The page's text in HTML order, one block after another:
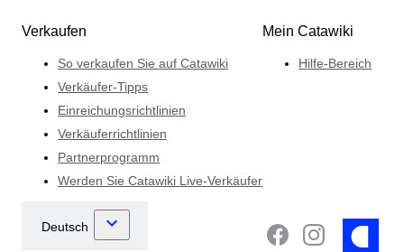
Verkaufen
So verkaufen Sie auf Catawiki
Verkäufer-Tipps
Einreichungsrichtlinien
Verkäuferrichtlinien
Partnerprogramm
Werden Sie Catawiki Live-Verkäufer
Mein Catawiki
Hilfe-Bereich